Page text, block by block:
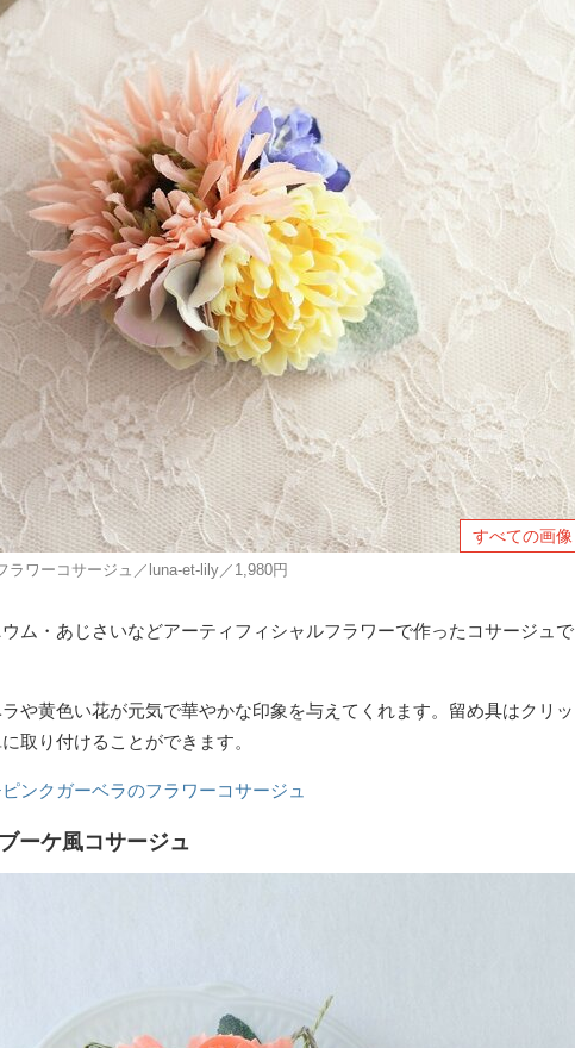
すべての画像
ラワーコサージュ／luna-et-lily／1,980円
ム・あじさいなどアーティフィシャルフラワーで作ったコサージュで
や黄色い花が元気で華やかな印象を与えてくれます。留め具はクリッ
取り付けることができます。
ンクガーベラのフラワーコサージュ
ーケ風コサージュ